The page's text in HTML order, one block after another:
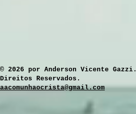
​© 2026 por Anderson Vicente Gazzi.
Direitos Reservados.
aacomunhaocrista@gmail.com